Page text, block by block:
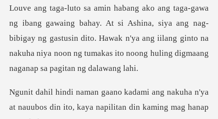
gawa
ng ibang gawaing bahay. At si Ashina, siya ang nag-
bibigay ng gastusin dito. Hawak n'ya ang iila
g nakuha n'ya
at nauubos din ito, kaya n